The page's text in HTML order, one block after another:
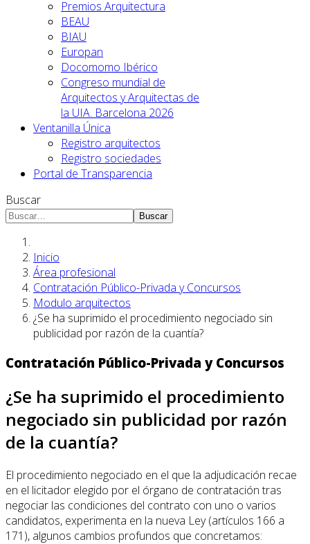
Premios Arquitectura
BEAU
BIAU
Europan
Docomomo Ibérico
Congreso mundial de
Arquitectos y Arquitectas de
la UIA. Barcelona 2026
Ventanilla Única
Registro arquitectos
Registro sociedades
Portal de Transparencia
Buscar
Buscar
Inicio
Área profesional
Contratación Público-Privada y Concursos
Modulo arquitectos
¿Se ha suprimido el procedimiento negociado sin
publicidad por razón de la cuantía?
Contratación Público-Privada y Concursos
¿Se ha suprimido el procedimiento
negociado sin publicidad por razón
de la cuantía?
El procedimiento negociado en el que la adjudicación recae
en el licitador elegido por el órgano de contratación tras
negociar las condiciones del contrato con uno o varios
candidatos, experimenta en la nueva Ley (artículos 166 a
171), algunos cambios profundos que concretamos: